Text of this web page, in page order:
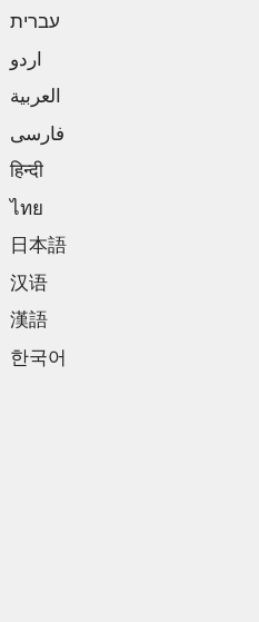
עברית
اردو
العربية
فارسی
हिन्दी
ไทย
日本語
汉语
漢語
한국어